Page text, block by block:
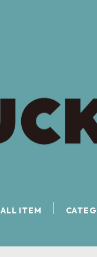
ALL ITEM